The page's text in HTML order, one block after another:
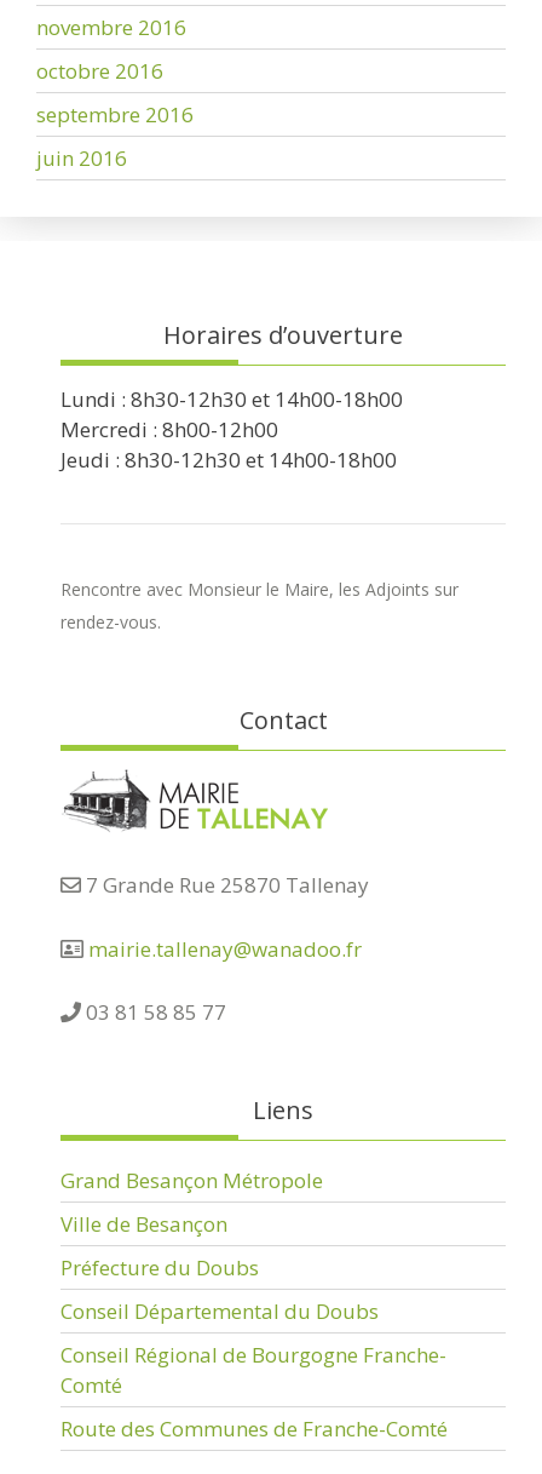
novembre 2016
octobre 2016
septembre 2016
juin 2016
Horaires d’ouverture
Lundi : 8h30-12h30 et 14h00-18h00
Mercredi : 8h00-12h00
Jeudi : 8h30-12h30 et 14h00-18h00
Rencontre avec Monsieur le Maire, les Adjoints sur
rendez-vous.
Contact
7 Grande Rue 25870 Tallenay
mairie.tallenay@wanadoo.fr
03 81 58 85 77
Liens
Grand Besançon Métropole
Ville de Besançon
Préfecture du Doubs
Conseil Départemental du Doubs
Conseil Régional de Bourgogne Franche-
Comté
Route des Communes de Franche-Comté